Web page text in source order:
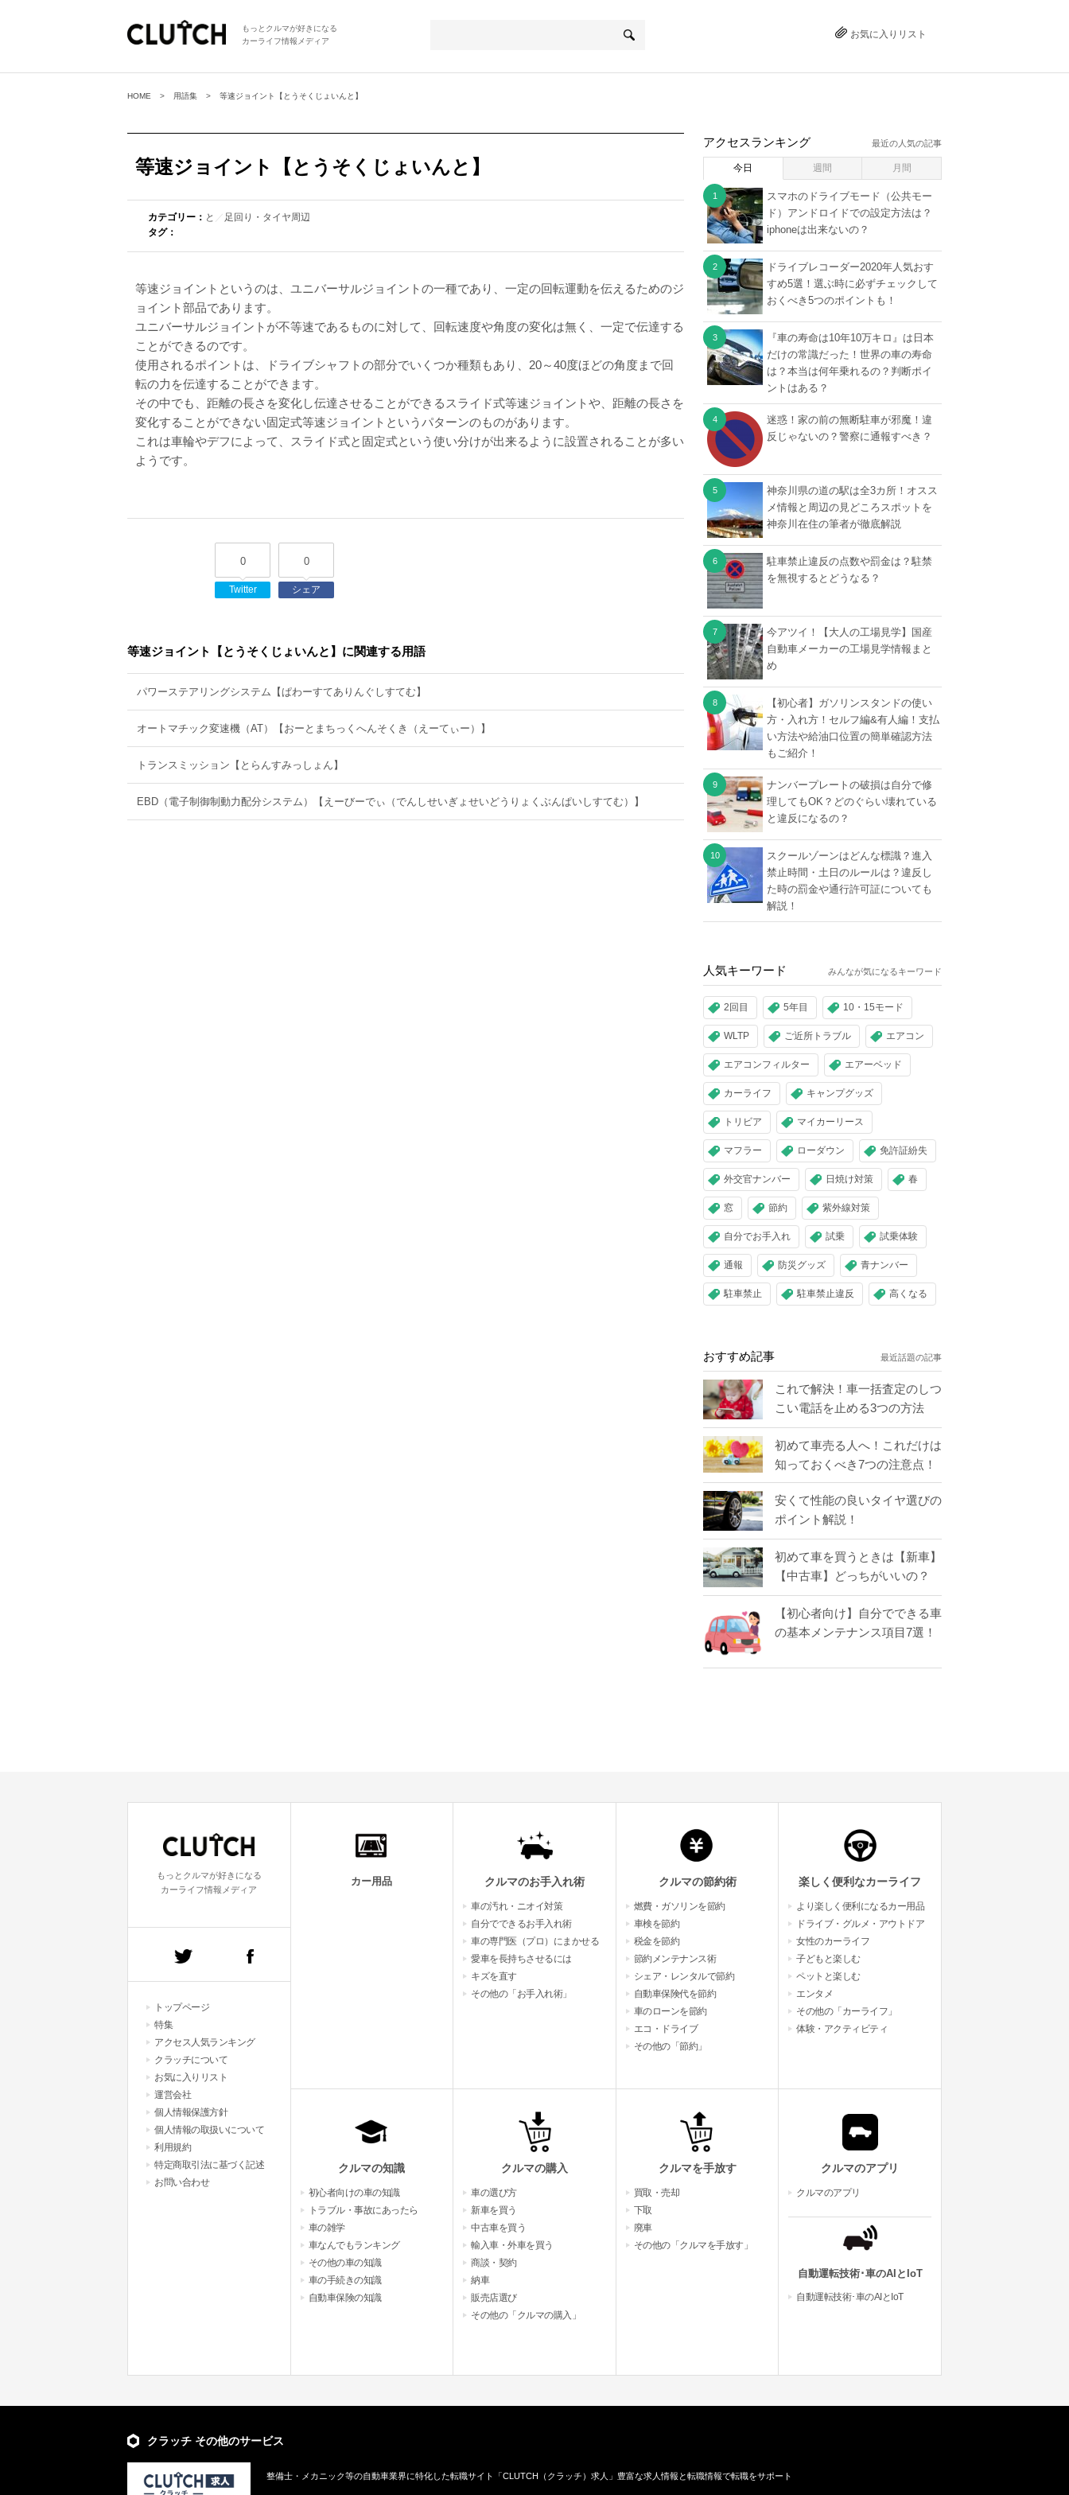
もっとクルマが好きになる
カーライフ情報メディア
お気に入りリスト
HOME 用語集 等速ジョイント【とうそくじょいんと】
等速ジョイント【とうそくじょいんと】
カテゴリー： と ／ 足回り・タイヤ周辺
タグ：
等速ジョイントというのは、ユニバーサルジョイントの一種であり、一定の回転運動を伝えるためのジ
ョイント部品であります。
ユニバーサルジョイントが不等速であるものに対して、回転速度や角度の変化は無く、一定で伝達する
ことができるのです。
使用されるポイントは、ドライブシャフトの部分でいくつか種類もあり、20～40度ほどの角度まで回
転の力を伝達することができます。
その中でも、距離の長さを変化し伝達させることができるスライド式等速ジョイントや、距離の長さを
変化することができない固定式等速ジョイントというパターンのものがあります。
これは車輪やデフによって、スライド式と固定式という使い分けが出来るように設置されることが多い
ようです。
0
Twitter
0
シェア
等速ジョイント【とうそくじょいんと】に関連する用語
パワーステアリングシステム【ぱわーすてありんぐしすてむ】
オートマチック変速機（AT）【おーとまちっくへんそくき（えーてぃー）】
トランスミッション【とらんすみっしょん】
EBD（電子制御制動力配分システム）【えーびーでぃ（でんしせいぎょせいどうりょくぶんぱいしすてむ）】
アクセスランキング 最近の人気の記事
今日 週間 月間
スマホのドライブモード（公共モー
ド）アンドロイドでの設定方法は？
iphoneは出来ないの？
ドライブレコーダー2020年人気おす
すめ5選！選ぶ時に必ずチェックして
おくべき5つのポイントも！
『車の寿命は10年10万キロ』は日本
だけの常識だった！世界の車の寿命
は？本当は何年乗れるの？判断ポイ
ントはある？
迷惑！家の前の無断駐車が邪魔！違
反じゃないの？警察に通報すべき？
神奈川県の道の駅は全3カ所！オスス
メ情報と周辺の見どころスポットを
神奈川在住の筆者が徹底解説
駐車禁止違反の点数や罰金は？駐禁
を無視するとどうなる？
今アツイ！【大人の工場見学】国産
自動車メーカーの工場見学情報まと
め
【初心者】ガソリンスタンドの使い
方・入れ方！セルフ編&有人編！支払
い方法や給油口位置の簡単確認方法
もご紹介！
ナンバープレートの破損は自分で修
理してもOK？どのぐらい壊れている
と違反になるの？
スクールゾーンはどんな標識？進入
禁止時間・土日のルールは？違反し
た時の罰金や通行許可証についても
解説！
人気キーワード みんなが気になるキーワード
2回目 5年目 10・15モード
WLTP ご近所トラブル エアコン
エアコンフィルター エアーベッド
カーライフ キャンプグッズ
トリビア マイカーリース
マフラー ローダウン 免許証紛失
外交官ナンバー 日焼け対策 春
窓 節約 紫外線対策
自分でお手入れ 試乗 試乗体験
通報 防災グッズ 青ナンバー
駐車禁止 駐車禁止違反 高くなる
おすすめ記事 最近話題の記事
これで解決！車一括査定のしつ
こい電話を止める3つの方法
初めて車売る人へ！これだけは
知っておくべき7つの注意点！
安くて性能の良いタイヤ選びの
ポイント解説！
初めて車を買うときは【新車】
【中古車】どっちがいいの？
【初心者向け】自分でできる車
の基本メンテナンス項目7選！
もっとクルマが好きになる
カーライフ情報メディア
トップページ
特集
アクセス人気ランキング
クラッチについて
お気に入りリスト
運営会社
個人情報保護方針
個人情報の取扱いについて
利用規約
特定商取引法に基づく記述
お問い合わせ
カー用品 クルマのお手入れ術
車の汚れ・ニオイ対策
自分でできるお手入れ術
車の専門医（プロ）にまかせる
愛車を長持ちさせるには
キズを直す
その他の「お手入れ術」
クルマの節約術
燃費・ガソリンを節約
車検を節約
税金を節約
節約メンテナンス術
シェア・レンタルで節約
自動車保険代を節約
車のローンを節約
エコ・ドライブ
その他の「節約」
楽しく便利なカーライフ
より楽しく便利になるカー用品
ドライブ・グルメ・アウトドア
女性のカーライフ
子どもと楽しむ
ペットと楽しむ
エンタメ
その他の「カーライフ」
体験・アクティビティ
クルマの知識
初心者向けの車の知識
トラブル・事故にあったら
車の雑学
車なんでもランキング
その他の車の知識
車の手続きの知識
自動車保険の知識
クルマの購入
車の選び方
新車を買う
中古車を買う
輸入車・外車を買う
商談・契約
納車
販売店選び
その他の「クルマの購入」
クルマを手放す
買取・売却
下取
廃車
その他の「クルマを手放す」
クルマのアプリ
クルマのアプリ
自動運転技術･車のAIとIoT
自動運転技術･車のAIとIoT
クラッチ その他のサービス
整備士・メカニック等の自動車業界に特化した転職サイト「CLUTCH（クラッチ）求人」豊富な求人情報と転職情報で転職をサポート